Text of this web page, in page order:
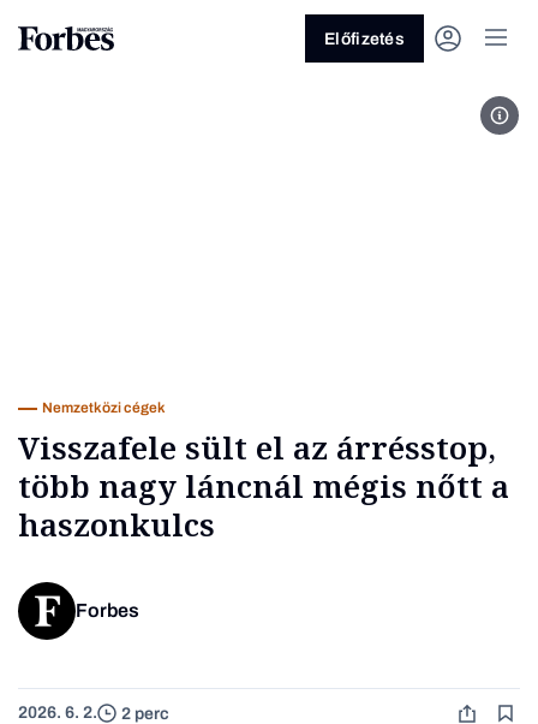
Üzlet
Előfizetés
Nemzetközi cégek
Visszafele sült el az árrésstop,
több nagy láncnál mégis nőtt a
haszonkulcs
Forbes
2026. 6. 2. 2 perc